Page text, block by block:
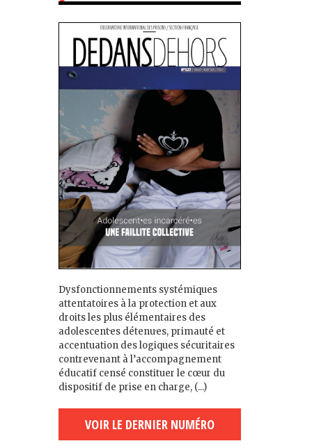
Dysfonctionnements systémiques
attentatoires à la protection et aux
droits les plus élémentaires des
adolescent·es détenu·es, primauté et
accentuation des logiques sécuritaires
contrevenant à l’accompagnement
éducatif censé constituer le cœur du
dispositif de prise en charge, (...)
VOIR LE DERNIER NUMÉRO